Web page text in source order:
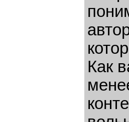
Как